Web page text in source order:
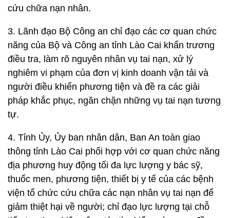
cứu chữa nạn nhân.
3. Lãnh đạo Bộ Công an chỉ đạo các cơ quan chức
năng của Bộ và Công an tỉnh Lào Cai khẩn trương
điều tra, làm rõ nguyên nhân vụ tai nạn, xử lý
nghiêm vi phạm của đơn vị kinh doanh vận tải và
người điều khiển phương tiện và đề ra các giải
pháp khắc phục, ngăn chặn những vụ tai nạn tương
tự.
4. Tỉnh Ủy, Ủy ban nhân dân, Ban An toàn giao
thông tỉnh Lào Cai phối hợp với cơ quan chức năng
địa phương huy động tối đa lực lượng y bác sỹ,
thuốc men, phương tiện, thiết bị y tế của các bệnh
viện tổ chức cứu chữa các nạn nhân vụ tai nạn để
giảm thiệt hại về người; chỉ đạo lực lượng tại chỗ